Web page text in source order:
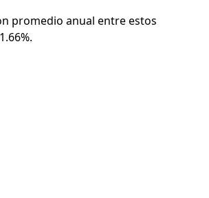
promedio anual entre estos